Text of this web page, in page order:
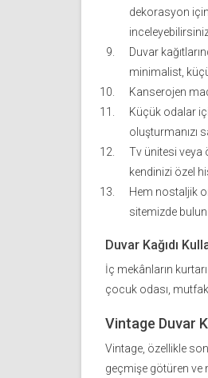
dekorasyon
Duvar
minimalist,
Kanserojen
Küçük odalar
oluşturmanızı
Tv ünitesi veya
kendinizi özel
Hem nostaljik
sitemizde
Duvar Kağıdı
İç mekânların
çocuk odası,
Vintage Duvar
Vintage, özellikle
geçmişe götüren ve